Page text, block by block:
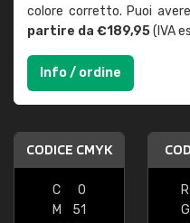
colore corretto. Puoi
partire da €189,95(IVA
Info / ordine
CODICE CMYK
C
0
M
51
R
G